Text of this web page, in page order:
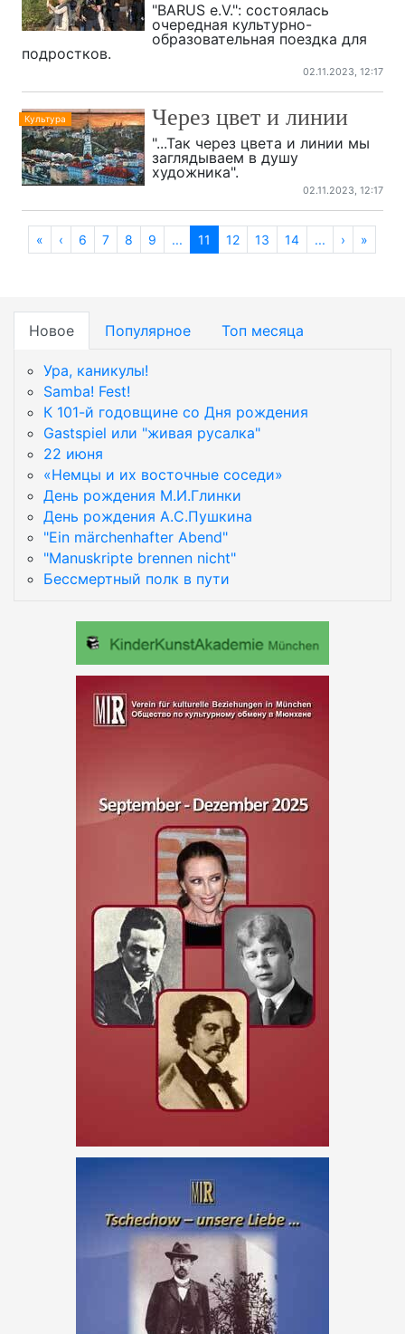
"BARUS e.V.": cостоялась
очередная культурно-
образовательная поездка для
подростков.
02.11.2023, 12:17
Культура Через цвет и линии
"...Так через цвета и линии мы
заглядываем в душу
художника".
02.11.2023, 12:17
« ‹ 6 7 8 9 ... 11 12 13 14 ... › »
Новое Популярное Топ месяца
Ура, каникулы!
Samba! Fest!
К 101-й годовщине со Дня рождения
Gastspiel или "живая русалка"
22 июня
«Немцы и их восточные соседи»
День рождения М.И.Глинки
День рождения А.С.Пушкина
"Ein märchenhafter Abend"
"Manuskripte brennen nicht"
Бессмертный полк в пути